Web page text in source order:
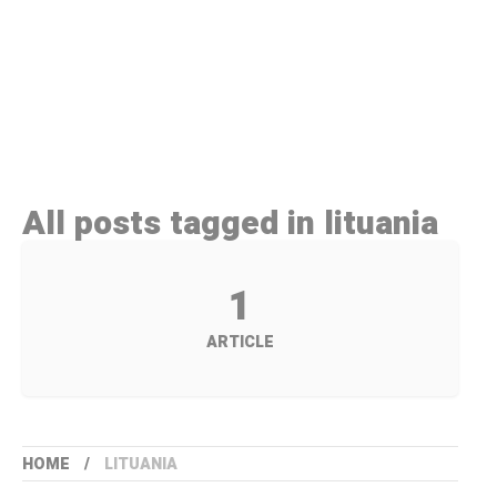
All posts tagged in lituania
1
ARTICLE
HOME LITUANIA